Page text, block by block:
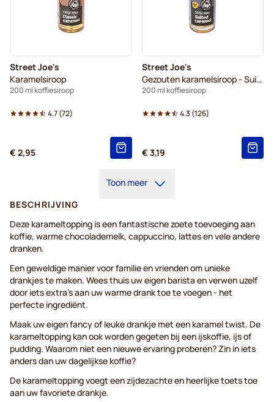
Street Joe's
Karamelsiroop
200 ml koffiesiroop
4.7(72)
€ 2,95
Street Joe's
Gezouten karamelsiroop - Suikervrije
200 ml koffiesiroop
4.3 (126)
€ 3,19
Toon meer
BESCHRIJVING
Deze karameltopping is een fantastische zoete toevoeging aan
koffie, warme chocolademelk, cappuccino, lattes en vele andere
dranken.
Een geweldige manier voor familie en vrienden om unieke
drankjes te maken. Wees thuis uw eigen barista en verwen uzelf
door iets extra's aan uw warme drank toe te voegen - het
perfecte ingrediënt.
Maak uw eigen fancy of leuke drankje met een karamel twist. De
karameltopping kan ook worden gegeten bij een ijskoffie, ijs of
pudding. Waarom niet een nieuwe ervaring proberen? Zin in iets
anders dan uw dagelijkse koffie?
De karameltopping voegt een zijdezachte en heerlijke toets toe
aan uw favoriete drankje.